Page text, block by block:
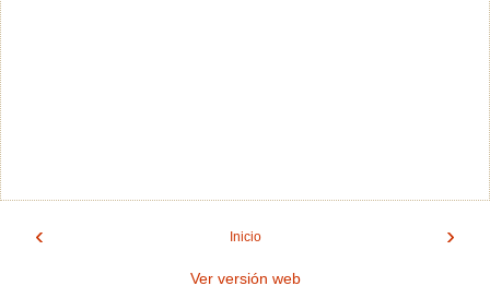
‹ ›
Inicio
Ver versión web